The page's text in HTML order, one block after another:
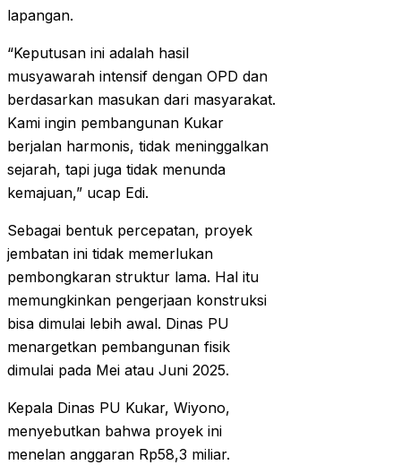
lapangan.
“Keputusan ini adalah hasil
musyawarah intensif dengan OPD dan
berdasarkan masukan dari masyarakat.
Kami ingin pembangunan Kukar
berjalan harmonis, tidak meninggalkan
sejarah, tapi juga tidak menunda
kemajuan,” ucap Edi.
Sebagai bentuk percepatan, proyek
jembatan ini tidak memerlukan
pembongkaran struktur lama. Hal itu
memungkinkan pengerjaan konstruksi
bisa dimulai lebih awal. Dinas PU
menargetkan pembangunan fisik
dimulai pada Mei atau Juni 2025.
Kepala Dinas PU Kukar, Wiyono,
menyebutkan bahwa proyek ini
menelan anggaran Rp58,3 miliar.